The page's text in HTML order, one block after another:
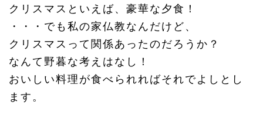
クリスマスといえば、豪華な夕食！
・・・でも私の家仏教なんだけど、
クリスマスって関係あったのだろうか？
なんて野暮な考えはなし！
おいしい料理が食べられればそれでよしとし
ます。